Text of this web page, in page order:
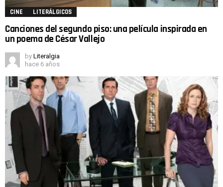
CINE LITERÁLGICOS
Canciones del segundo piso: una película inspirada en
un poema de César Vallejo
by Literalgia
hace 6 años